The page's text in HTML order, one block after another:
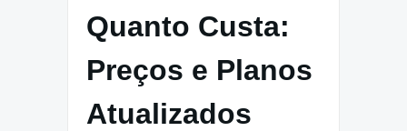
Quanto Custa:
Preços e Planos
Atualizados